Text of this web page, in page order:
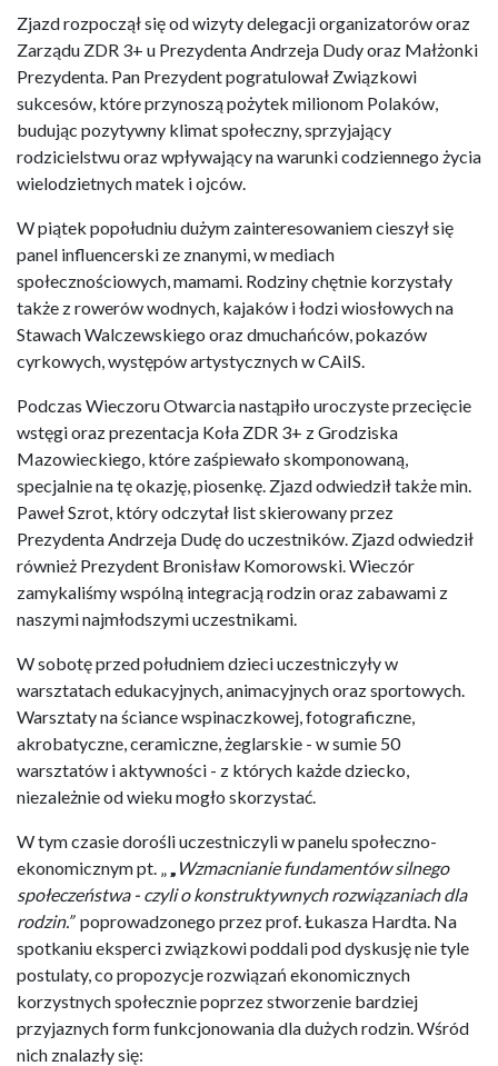
Zjazd rozpoczął się od wizyty delegacji organizatorów oraz
Zarządu ZDR 3+ u Prezydenta Andrzeja Dudy oraz Małżonki
Prezydenta. Pan Prezydent pogratulował Związkowi
sukcesów, które przynoszą pożytek milionom Polaków,
budując pozytywny klimat społeczny, sprzyjający
rodzicielstwu oraz wpływający na warunki codziennego życia
wielodzietnych matek i ojców.
W piątek popołudniu dużym zainteresowaniem cieszył się
panel influencerski ze znanymi, w mediach
społecznościowych, mamami. Rodziny chętnie korzystały
także z rowerów wodnych, kajaków i łodzi wiosłowych na
Stawach Walczewskiego oraz dmuchańców, pokazów
cyrkowych, występów artystycznych w CAiIS.
Podczas Wieczoru Otwarcia nastąpiło uroczyste przecięcie
wstęgi oraz prezentacja Koła ZDR 3+ z Grodziska
Mazowieckiego, które zaśpiewało skomponowaną,
specjalnie na tę okazję, piosenkę. Zjazd odwiedził także min.
Paweł Szrot, który odczytał list skierowany przez
Prezydenta Andrzeja Dudę do uczestników. Zjazd odwiedził
również Prezydent Bronisław Komorowski. Wieczór
zamykaliśmy wspólną integracją rodzin oraz zabawami z
naszymi najmłodszymi uczestnikami.
W sobotę przed południem dzieci uczestniczyły w
warsztatach edukacyjnych, animacyjnych oraz sportowych.
Warsztaty na ściance wspinaczkowej, fotograficzne,
akrobatyczne, ceramiczne, żeglarskie - w sumie 50
warsztatów i aktywności - z których każde dziecko,
niezależnie od wieku mogło skorzystać.
W tym czasie dorośli uczestniczyli w panelu społeczno-
ekonomicznym pt. „
Wzmacnianie fundamentów silnego
społeczeństwa - czyli o konstruktywnych rozwiązaniach dla
rodzin.”poprowadzonego przez prof. Łukasza Hardta. Na
spotkaniu eksperci związkowi poddali pod dyskusję nie tyle
postulaty, co propozycje rozwiązań ekonomicznych
korzystnych społecznie poprzez stworzenie bardziej
przyjaznych form funkcjonowania dla dużych rodzin. Wśród
nich znalazły się: